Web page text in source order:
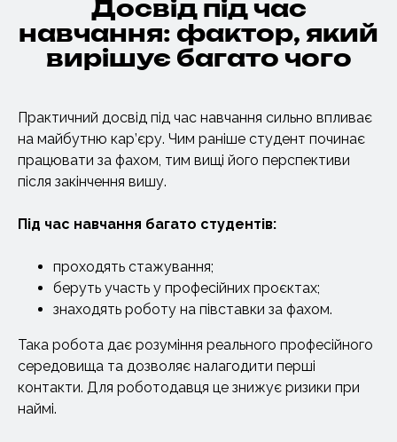
Досвід під час
навчання: фактор, який
вирішує багато чого
Практичний досвід під час навчання сильно впливає
на майбутню кар’єру. Чим раніше студент починає
працювати за фахом, тим вищі його перспективи
після закінчення вишу.
Під час навчання багато студентів:
проходять стажування;
беруть участь у професійних проєктах;
знаходять роботу на півставки за фахом.
Така робота дає розуміння реального професійного
середовища та дозволяє налагодити перші
контакти. Для роботодавця це знижує ризики при
наймі.